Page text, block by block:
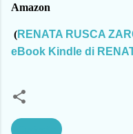
Amazon
(RENATA RUSCA
eBook Kindle di